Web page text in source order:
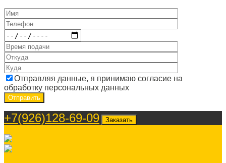
Отправляя данные, я принимаю согласие на
обработку персональных данных
+7(926)128-69-09 Заказать